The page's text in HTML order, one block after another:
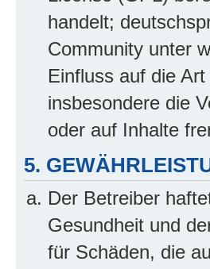
handelt;
Community unter
Einfluss auf die
insbesondere die
oder auf Inhalte
5.
Der Betreiber
Gesundheit und
für Schäden, die